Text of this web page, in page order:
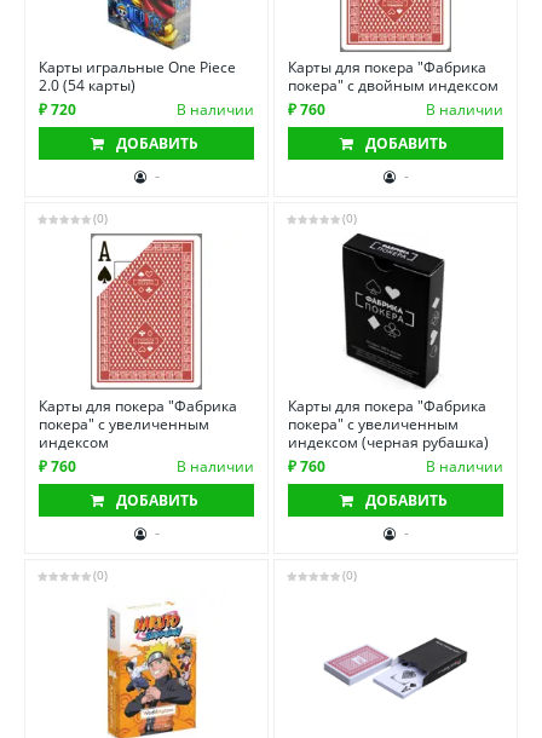
Карты игральные One Piece
2.0 (54 карты)
₽ 720
В наличии
ДОБАВИТЬ
-
Карты для покера "Фабрика
покера" с двойным индексом
₽ 760
В наличии
ДОБАВИТЬ
-
(0)
Карты для покера "Фабрика
покера" с увеличенным
индексом
₽ 760
В наличии
ДОБАВИТЬ
-
(0)
Карты для покера "Фабрика
покера" с увеличенным
индексом (черная рубашка)
₽ 760
В наличии
ДОБАВИТЬ
-
(0) (0)